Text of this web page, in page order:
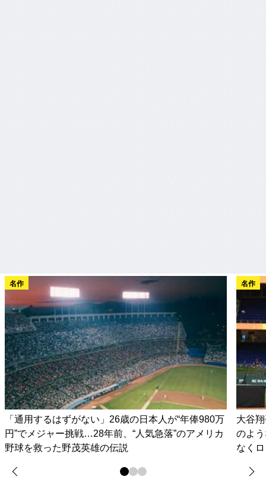
名作
「通用するはずがない」26歳の日本人が“年俸980万
円”でメジャー挑戦…28年前、“人気急落”のアメリカ
野球を救った野茂英雄の伝説
名作
大谷
のよ
なく